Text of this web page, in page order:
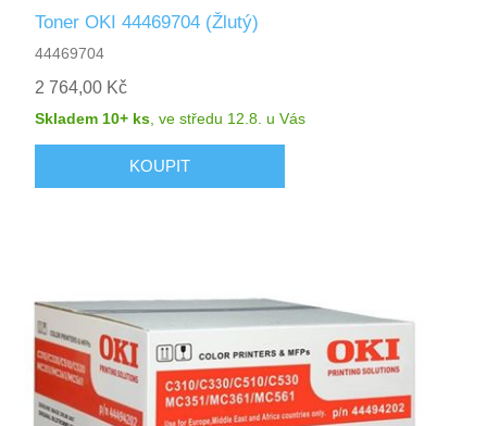
Toner OKI 44469704 (Žlutý)
44469704
2 764,00 Kč
Skladem 10+ ks ,ve středu 12.8. u Vás